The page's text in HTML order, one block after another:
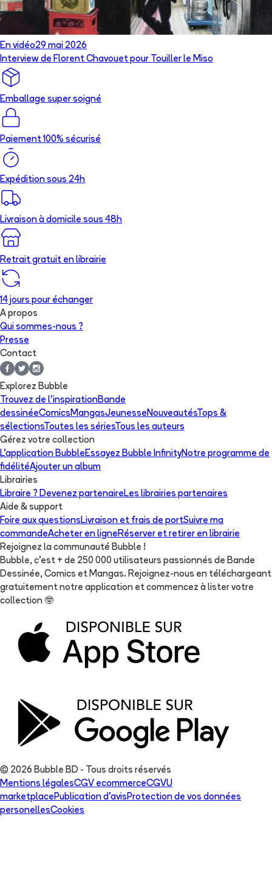
En vidéo29 mai 2026
Interview de Florent Chavouet pour Touiller le Miso
Emballage super soigné
Paiement 100% sécurisé
Expédition sous 24h
Livraison à domicile sous 48h
Retrait gratuit en librairie
14 jours pour échanger
A propos
Qui sommes-nous ?
Presse
Contact
Explorez Bubble
Trouvez de l'inspirationBande
dessinéeComics MangasJeunesse NouveautésTops &
sélectionsToutes les sériesTous les auteurs
Gérez votre collection
L'application Bubble Essayez Bubble InfinityNotre programme de
fidélitéAjouter un album
Librairies
Libraire ? Devenez partenaire Les librairies partenaires
Aide & support
Foire aux questions Livraison et frais de portSuivre ma
commandeAcheter en ligne Réserver et retirer en librairie
Rejoignez la communauté Bubble !
Bubble, c'est + de 250 000 utilisateurs passionnés de Bande
Dessinée, Comics et Mangas. Rejoignez-nous en téléchargeant
gratuitement notre application et commencez à lister votre
collection 🤓
© 2026 Bubble BD - Tous droits réservés
Mentions légalesCGV ecommerceCGVU
marketplace Publication d'avis Protection de vos données
personellesCookies